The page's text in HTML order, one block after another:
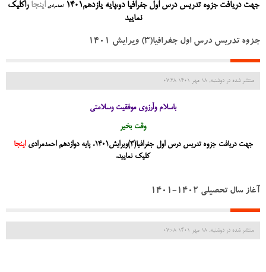
جهت دریافت جزوه تدریس درس اول جغرافیا دو،پایه یازدهم1401 احمدمرادی اینجا راکلیک
نمایید
جزوه تدریس درس اول جغرافیا(3) ویرایش 1401
منتشر شده در دوشنبه, 18 مهر 1401 07:28
باسلام وآرزوی موفقیت وسلامتی
وقت بخیر
جهت دریافت جزوه تدریس درس اول جغرافیا(3)ویرایش1401، پایه دوازدهم احمدمرادی
اینجا
کلیک نمایید.
آغاز سال تحصیلی 1402-1401
منتشر شده در دوشنبه, 18 مهر 1401 07:08